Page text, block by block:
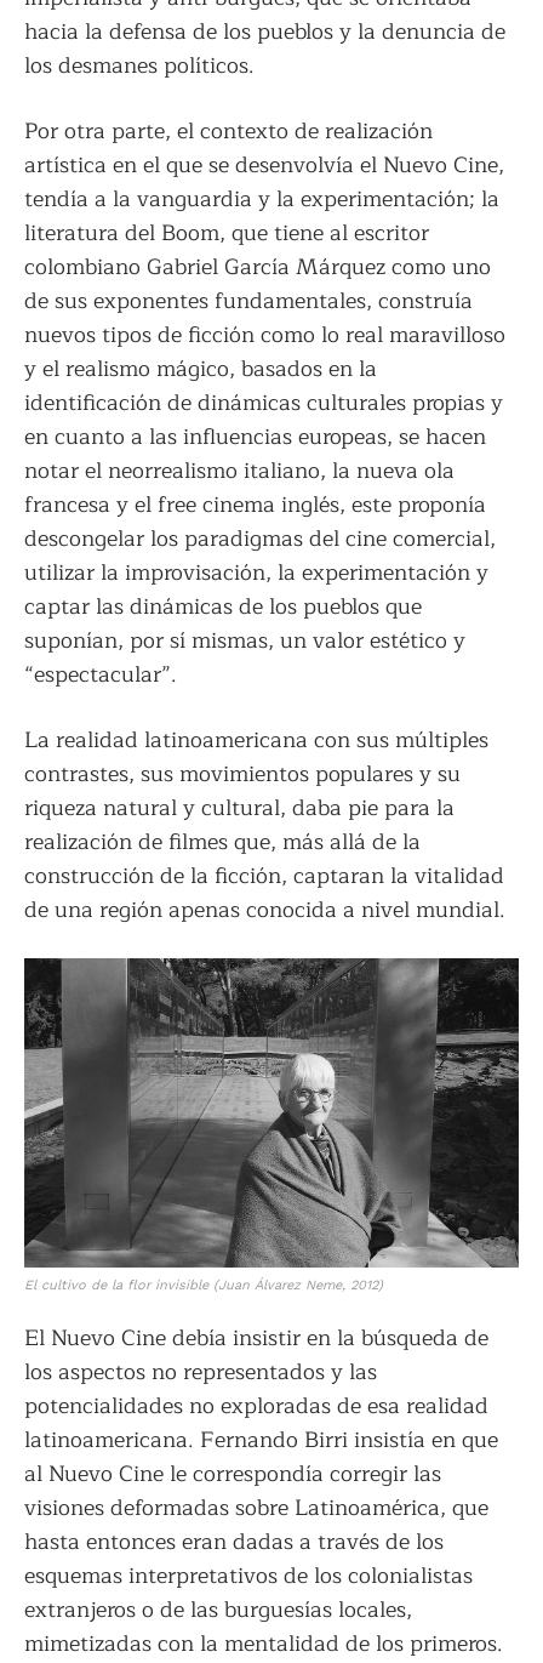
hacia la defensa de los pueblos y la denuncia de
los desmanes políticos.
Por otra parte, el contexto de realización
artística en el que se desenvolvía el Nuevo Cine,
tendía a la vanguardia y la experimentación; la
literatura del Boom, que tiene al escritor
colombiano Gabriel García Márquez como uno
de sus exponentes fundamentales, construía
nuevos tipos de ficción como lo real maravilloso
y el realismo mágico, basados en la
identificación de dinámicas culturales propias y
en cuanto a las influencias europeas, se hacen
notar el neorrealismo italiano, la nueva ola
francesa y el free cinema inglés, este proponía
descongelar los paradigmas del cine comercial,
utilizar la improvisación, la experimentación y
captar las dinámicas de los pueblos que
suponían, por sí mismas, un valor estético y
“espectacular”.
La realidad latinoamericana con sus múltiples
contrastes, sus movimientos populares y su
riqueza natural y cultural, daba pie para la
realización de filmes que, más allá de la
construcción de la ficción, captaran la vitalidad
de una región apenas conocida a nivel mundial.
El cultivo de la flor invisible(Juan Álvarez Neme, 2012)
El Nuevo Cine debía insistir en la búsqueda de
los aspectos no representados y las
potencialidades no exploradas de esa realidad
latinoamericana. Fernando Birri insistía en que
al Nuevo Cine le correspondía corregir las
visiones deformadas sobre Latinoamérica, que
hasta entonces eran dadas a través de los
esquemas interpretativos de los colonialistas
extranjeros o de las burguesías locales,
mimetizadas con la mentalidad de los primeros.